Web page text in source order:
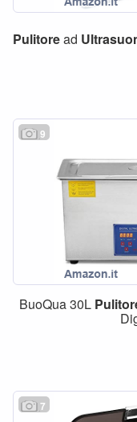
Pulitoread
9
BuoQua 30L
7